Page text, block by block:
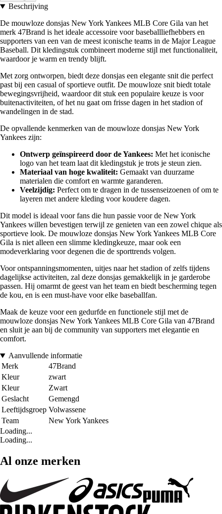
Beschrijving
De mouwloze donsjas New York Yankees MLB Core Gila van het
merk 47Brand is het ideale accessoire voor baseballliefhebbers en
supporters van een van de meest iconische teams in de Major League
Baseball. Dit kledingstuk combineert moderne stijl met functionaliteit,
waardoor je warm en trendy blijft.
Met zorg ontworpen, biedt deze donsjas een elegante snit die perfect
past bij een casual of sportieve outfit. De mouwloze snit biedt totale
bewegingsvrijheid, waardoor dit stuk een populaire keuze is voor
buitenactiviteiten, of het nu gaat om frisse dagen in het stadion of
wandelingen in de stad.
De opvallende kenmerken van de mouwloze donsjas New York
Yankees zijn:
Ontwerp geïnspireerd door de Yankees: Met het iconische
logo van het team laat dit kledingstuk je trots je steun zien.
Materiaal van hoge kwaliteit: Gemaakt van duurzame
materialen die comfort en warmte garanderen.
Veelzijdig: Perfect om te dragen in de tussenseizoenen of om te
layeren met andere kleding voor koudere dagen.
Dit model is ideaal voor fans die hun passie voor de New York
Yankees willen bevestigen terwijl ze genieten van een zowel chique als
sportieve look. De mouwloze donsjas New York Yankees MLB Core
Gila is niet alleen een slimme kledingkeuze, maar ook een
modeverklaring voor degenen die de sporttrends volgen.
Voor ontspanningsmomenten, uitjes naar het stadion of zelfs tijdens
dagelijkse activiteiten, zal deze donsjas gemakkelijk in je garderobe
passen. Hij omarmt de geest van het team en biedt bescherming tegen
de kou, en is een must-have voor elke baseballfan.
Maak de keuze voor een gedurfde en functionele stijl met de
mouwloze donsjas New York Yankees MLB Core Gila van 47Brand
en sluit je aan bij de community van supporters met elegantie en
comfort.
Aanvullende informatie
Merk
47Brand
Kleur
zwart
Kleur
Zwart
Geslacht
Gemengd
Leeftijdsgroep Volwassene
Team
New York Yankees
Loading...
Loading...
Al onze merken